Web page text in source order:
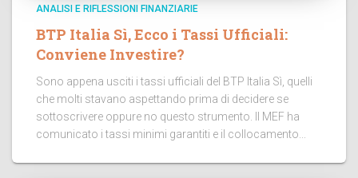
ANALISI E RIFLESSIONI FINANZIARIE
BTP Italia Sì, Ecco i Tassi Ufficiali:
Conviene Investire?
Sono appena usciti i tassi ufficiali del BTP Italia Sì, quelli
che molti stavano aspettando prima di decidere se
sottoscrivere oppure no questo strumento. Il MEF ha
comunicato i tassi minimi garantiti e il collocamento...